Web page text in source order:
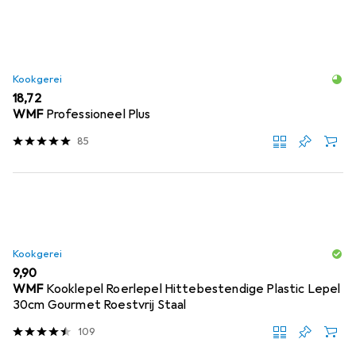
Kookgerei
EUR
18,72
WMF Professioneel Plus
85
Kookgerei
EUR
9,90
WMF Kooklepel Roerlepel Hittebestendige Plastic Lepel
30cm Gourmet Roestvrij Staal
109